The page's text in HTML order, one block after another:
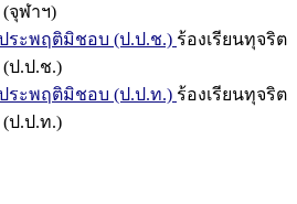
จุฬาฯ)
ระพฤติมิชอบ (ป.ป.ช.) ร้องเรียนทุจริต
ป.ป.ช.)
ระพฤติมิชอบ (ป.ป.ท.) ร้องเรียนทุจริต
ป.ป.ท.)